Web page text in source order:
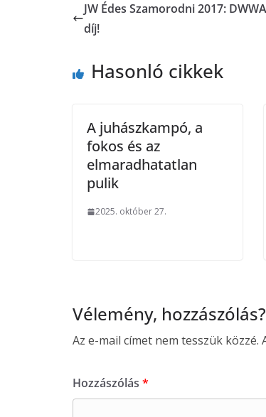
JW Édes Szamorodni 2017:
díj!
Hasonló cikkek
A juhászkampó, a
fokos és az
elmaradhatatlan
pulik
2025. október 27.
Vélemény, hozzászólás?
Az e-mail címet nem tesszük közzé.
Hozzászólás *